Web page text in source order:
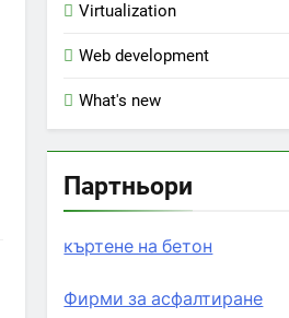
Virtualization
Web development
What's new
Партньори
къртене на бетон
Фирми за асфалтиране